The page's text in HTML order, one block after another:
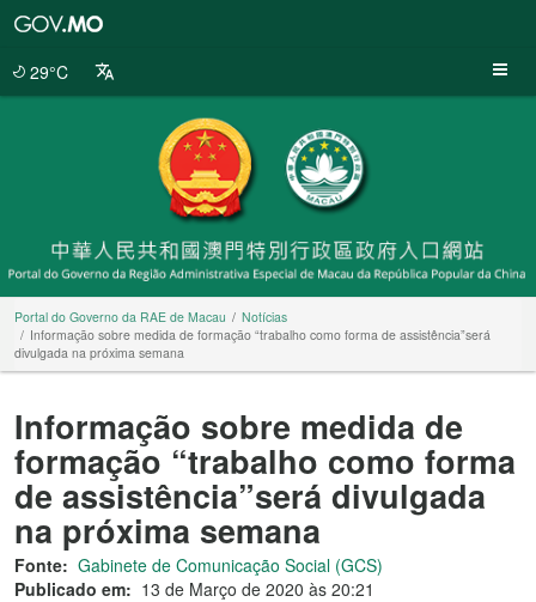
29°C
Portal do Governo da RAE de Macau
Notícias
Informação sobre medida de formação “trabalho como forma de assistência”será
divulgada na próxima semana
Informação sobre medida de
formação “trabalho como forma
de assistência”será divulgada
na próxima semana
Fonte: Gabinete de Comunicação Social (GCS)
Publicado em: 13 de Março de 2020 às 20:21